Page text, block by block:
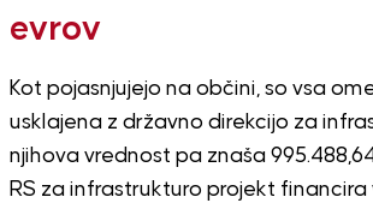
evrov
Kot pojasnjujejo na občini, so vsa
usklajena z državno direkcijo za
njihova vrednost pa znaša
RS za infrastrukturo projekt financira